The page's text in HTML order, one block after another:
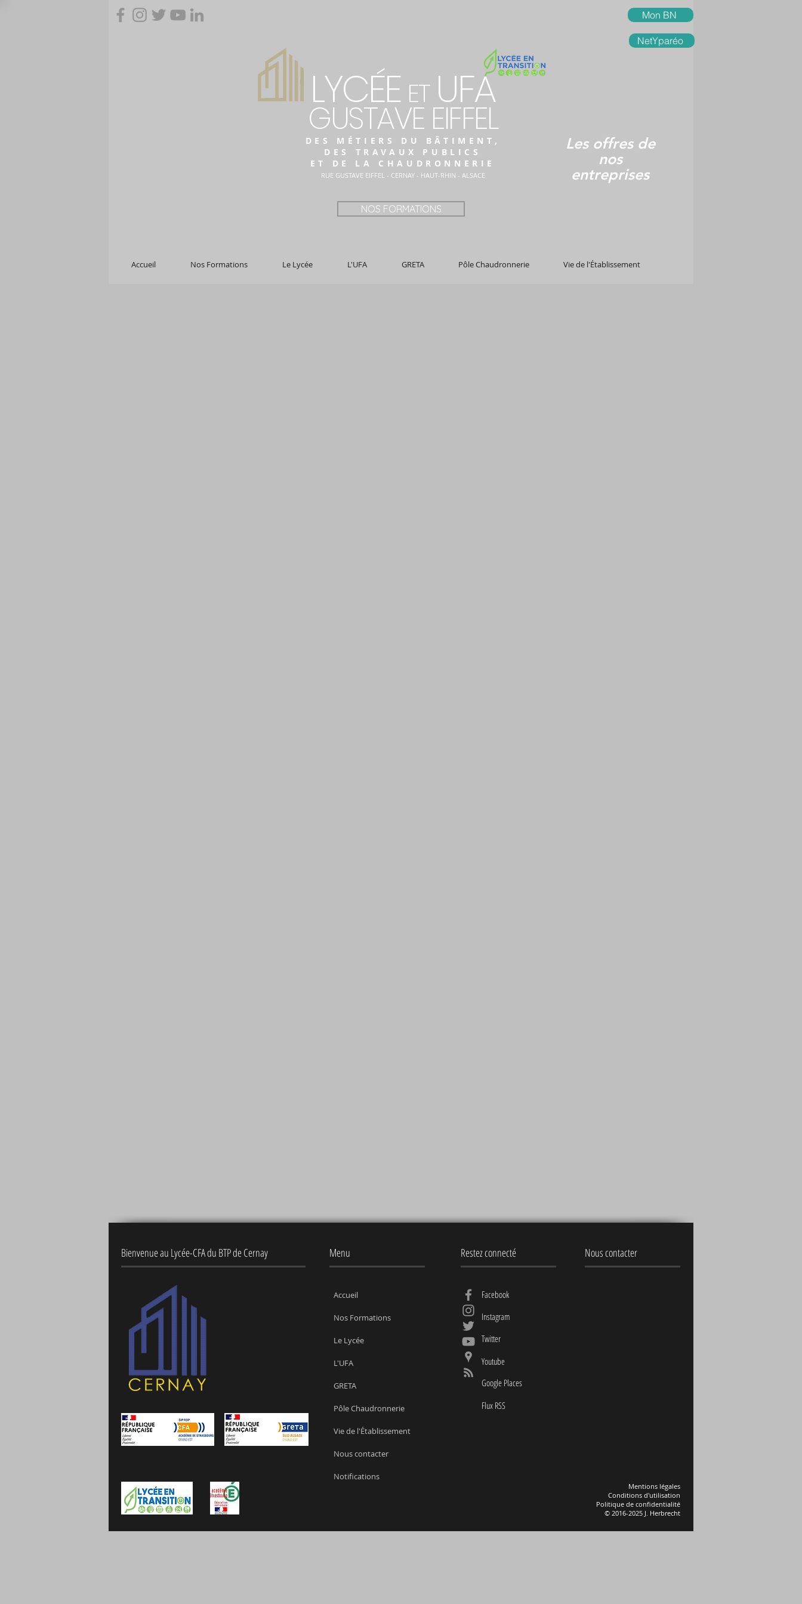
Mon BN
LYCÉE ET UFA
GUSTAVE EIFFEL
DES MÉTIERS DU BÂTIMENT,
DES TRAVAUX PUBLICS
ET DE LA CHAUDRONNERIE
RUE GUSTAVE EIFFEL - CERNAY - HAUT-RHIN - ALSACE
NOS FORMATIONS
Les offres de
nos
entreprises
NetYparéo
Accueil Nos Formations Le Lycée L'UFA GRETA Pôle Chaudronnerie Vie de l'Établissement
Bienvenue au Lycée-CFA du BTP de Cernay Menu Restez connecté Nous contacter
Accueil
Nos Formations
Le Lycée
L'UFA
GRETA
Pôle Chaudronnerie
Vie de l'Établissement
Nous contacter
Notifications
Facebook
Instagram
Twitter
Youtube
Google Places
Flux RSS
Mentions légales
Conditions d'utilisation
Politique de confidentialité
© 2016-2025 J. Herbrecht